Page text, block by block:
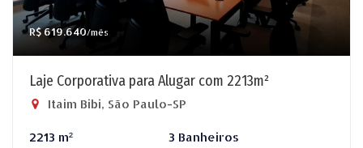
R$ 619.640/mês
Laje Corporativa para Alugar com 2213m²
Itaim Bibi, São Paulo-SP
2213 m² 3 Banheiros